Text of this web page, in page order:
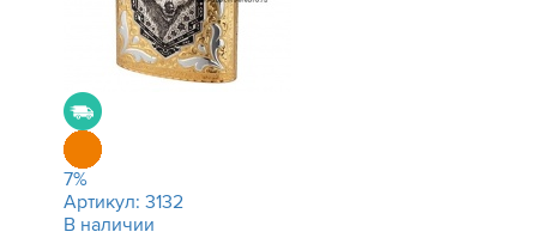
7%
Артикул: 3132
В наличии